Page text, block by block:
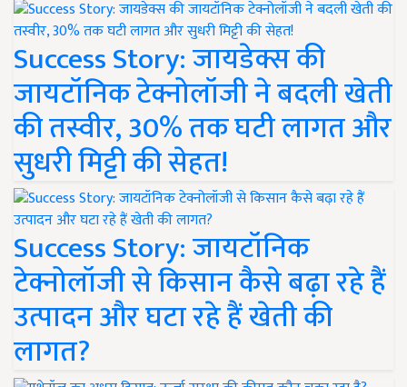
Success Story: जायडेक्स की
जायटॉनिक टेक्नोलॉजी ने बदली खेती
की तस्वीर, 30% तक घटी लागत और
सुधरी मिट्टी की सेहत!
Success Story: जायटॉनिक
टेक्नोलॉजी से किसान कैसे बढ़ा रहे हैं
उत्पादन और घटा रहे हैं खेती की
लागत?